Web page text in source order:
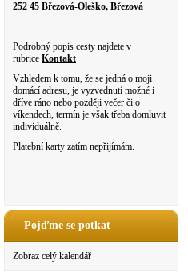
252 45 Březová-Oleško, Březová
Podrobný popis cesty najdete v
rubrice Kontakt
Vzhledem k tomu, že se jedná o moji
domácí adresu, je vyzvednutí možné i
dříve ráno nebo později večer či o
víkendech, termín je však třeba domluvit
individuálně.
Platební karty zatím nepřijímám.
Pojďme se potkat
Zobraz celý kalendář